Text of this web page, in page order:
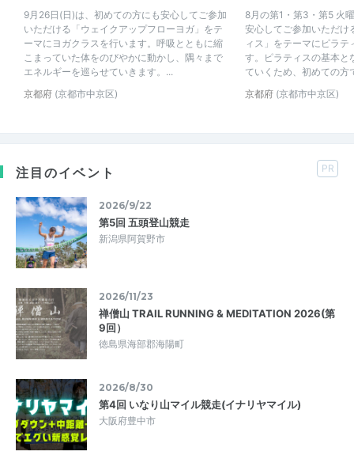
9月26日(日)は、初めての方にも安心してご参加
いただける「ウェイクアップフローヨガ」をテ
ーマにヨガクラスを行います。呼吸とともに縮
こまっていた体をのびやかに動かし、隅々まで
エネルギーを巡らせていきます。...
京都府 (京都市中京区)
8月の第1・第3・第5 火
安心してご参加いただけ
ィス」をテーマにピラ
す。ピラティスの基本と
ていくため、初めての方
京都府 (京都市中京区)
注目のイベント PR
2026/9/22
第5回 五頭登山競走
新潟県阿賀野市
2026/11/23
禅僧山 TRAIL RUNNING & MEDITATION 2026(第
9回）
徳島県海部郡海陽町
2026/8/30
第4回 いなり山マイル競走(イナリヤマイル)
大阪府豊中市